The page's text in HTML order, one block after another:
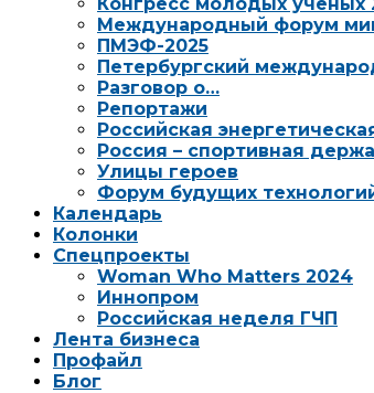
Международный форум
ПМЭФ-2025
Петербургский
Разговор о…
Репортажи
Российская
Россия – спортивная
Улицы героев
Форум будущих
Календарь
Колонки
Спецпроекты
Woman Who Matters 2024
Иннопром
Российская неделя ГЧП
Лента бизнеса
Профайл
Блог